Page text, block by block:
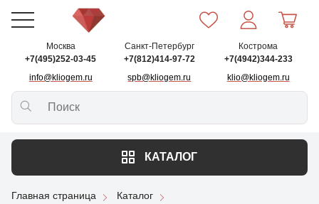
Москва
+7(495)252-03-45
info@kliogem.ru
Санкт-Петербург
+7(812)414-97-72
spb@kliogem.ru
Кострома
+7(4942)344-233
klio@kliogem.ru
КАТАЛОГ
Главная страница
Каталог